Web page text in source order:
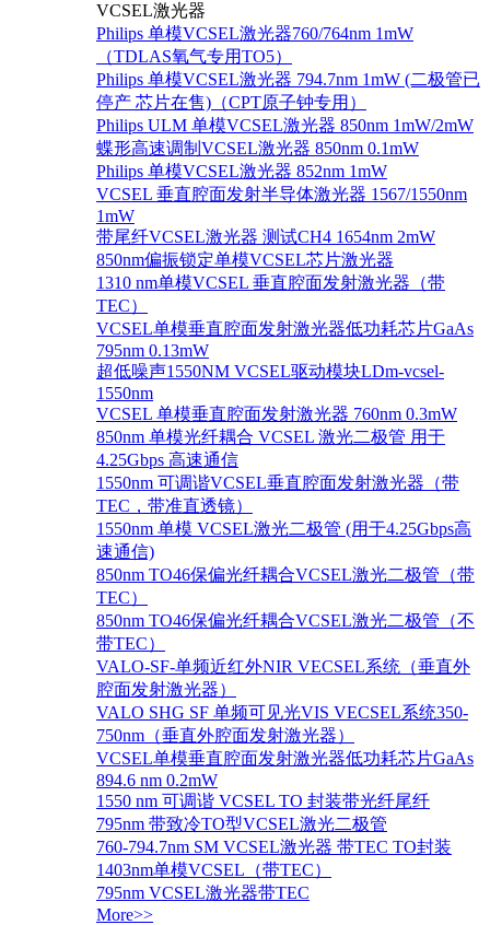
VCSEL激光器
Philips 单模VCSEL激光器760/764nm 1mW
（TDLAS氧气专用TO5）
Philips 单模VCSEL激光器 794.7nm 1mW (二极管已
停产 芯片在售)（CPT原子钟专用）
Philips ULM 单模VCSEL激光器 850nm 1mW/2mW
蝶形高速调制VCSEL激光器 850nm 0.1mW
Philips 单模VCSEL激光器 852nm 1mW
VCSEL 垂直腔面发射半导体激光器 1567/1550nm
1mW
带尾纤VCSEL激光器 测试CH4 1654nm 2mW
850nm偏振锁定单模VCSEL芯片激光器
1310 nm单模VCSEL 垂直腔面发射激光器（带
TEC）
VCSEL单模垂直腔面发射激光器低功耗芯片GaAs
795nm 0.13mW
超低噪声1550NM VCSEL驱动模块LDm-vcsel-
1550nm
VCSEL 单模垂直腔面发射激光器 760nm 0.3mW
850nm 单模光纤耦合 VCSEL 激光二极管 用于
4.25Gbps 高速通信
1550nm 可调谐VCSEL垂直腔面发射激光器（带
TEC，带准直透镜）
1550nm 单模 VCSEL激光二极管 (用于4.25Gbps高
速通信)
850nm TO46保偏光纤耦合VCSEL激光二极管（带
TEC）
850nm TO46保偏光纤耦合VCSEL激光二极管（不
带TEC）
VALO-SF-单频近红外NIR VECSEL系统（垂直外
腔面发射激光器）
VALO SHG SF 单频可见光VIS VECSEL系统350-
750nm（垂直外腔面发射激光器）
VCSEL单模垂直腔面发射激光器低功耗芯片GaAs
894.6 nm 0.2mW
1550 nm 可调谐 VCSEL TO 封装带光纤尾纤
795nm 带致冷TO型VCSEL激光二极管
760-794.7nm SM VCSEL激光器 带TEC TO封装
1403nm单模VCSEL（带TEC）
795nm VCSEL激光器带TEC
More>>